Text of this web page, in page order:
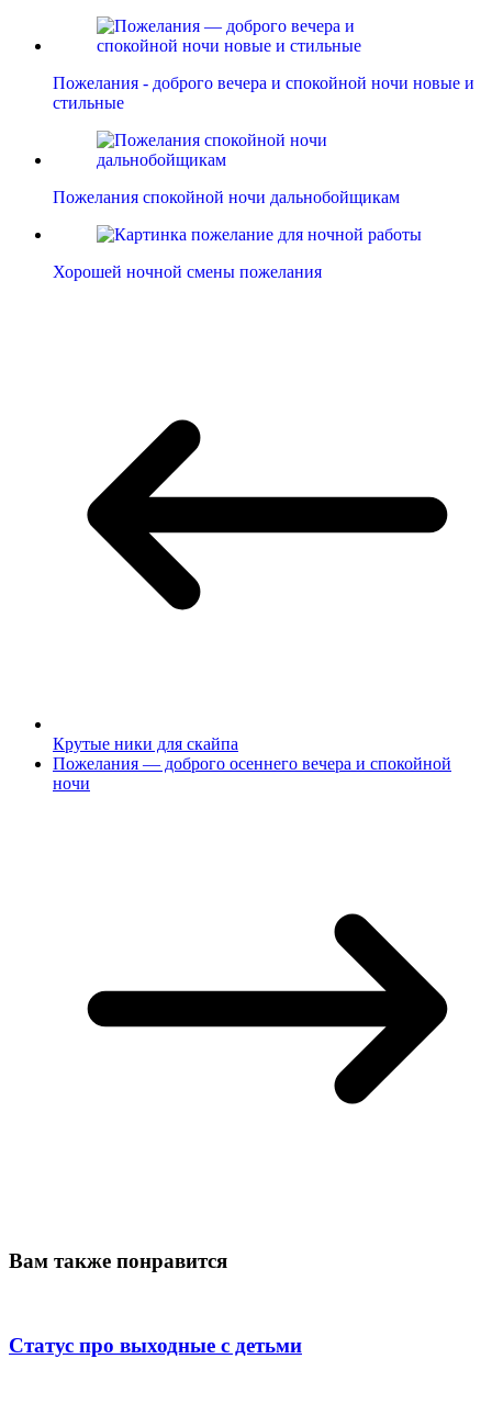
Пожелания - доброго вечера и спокойной ночи новые и
стильные
Пожелания спокойной ночи дальнобойщикам
Хорошей ночной смены пожелания
Крутые ники для скайпа
Пожелания — доброго осеннего вечера и спокойной
ночи
Вам также понравится
Статус про выходные с детьми